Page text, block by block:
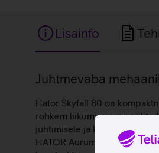
Lisainfo
Lisainfo
Juhtmevaba
Hator Skyfall 80 on
rohkem liikumisruumi,
juhtimisele ja kohandatud
HATOR Aurum Lemon